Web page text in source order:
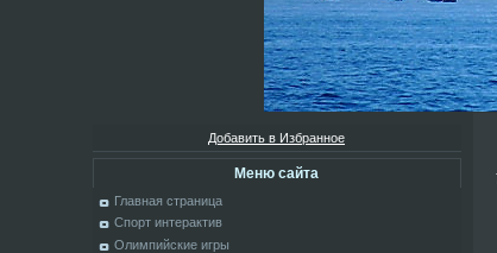
Добавить в Избранное
Меню сайта
Главная страница
Спорт интерактив
Олимпийские игры